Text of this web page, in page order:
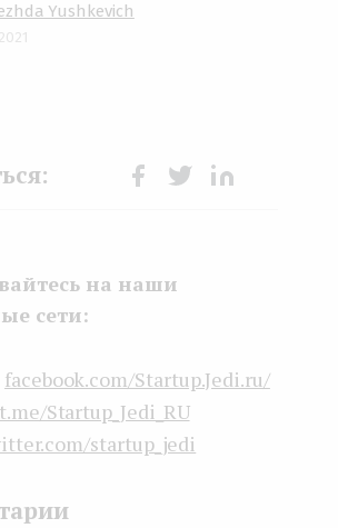
Yushkevich
k
на наши
сети:
facebook.com/Startup.Jedi.ru/
t.me/Startup_Jedi_RU
startup_jedi